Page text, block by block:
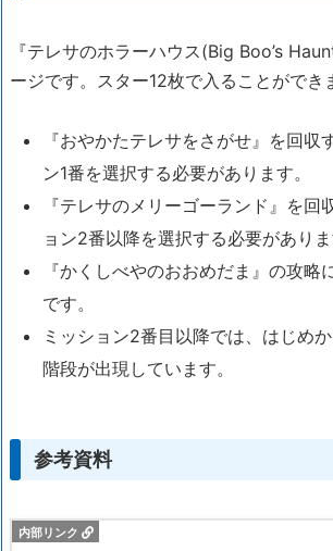
『テレサのホラーハウス(Big Boo’s
ージです。スター12枚で入ることができ
『おやかたテレサをさがせ』を回収
ン1番を選択する必要があります。
『テレサのメリーゴーランド』を回
ョン2番以降を選択する必要がありま
『かくしべやのおおめだま』の攻略
です。
ミッション2番目以降では、はじめ
階段が出現しています。
参考資料